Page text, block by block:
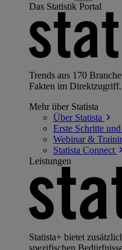
Das Statistik Portal
Trends aus 170
Fakten im Direktzugriff.
Mehr über Statista
Über Statista
Erste Schritte und
Webinar &
Statista Connect
Leistungen
Statista+ bietet
spezifischen